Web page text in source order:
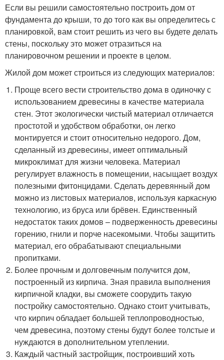
Если вы решили самостоятельно построить дом от
фундамента до крыши, то до того как вы определитесь с
планировкой, вам стоит решить из чего вы будете делать
стены, поскольку это может отразиться на
планировочном решении и проекте в целом.
Жилой дом может строиться из следующих материалов:
Проще всего вести строительство дома в одиночку с
использованием древесины в качестве материала
стен. Этот экологически чистый материал отличается
простотой и удобством обработки, он легко
монтируется и стоит относительно недорого. Дом,
сделанный из древесины, имеет оптимальный
микроклимат для жизни человека. Материал
регулирует влажность в помещении, насыщает воздух
полезными фитонцидами. Сделать деревянный дом
можно из листовых материалов, используя каркасную
технологию, из бруса или брёвен. Единственный
недостаток таких домов – подверженность древесины
горению, гнили и порче насекомыми. Чтобы защитить
материал, его обрабатывают специальными
пропитками.
Более прочным и долговечным получится дом,
построенный из кирпича. Зная правила выполнения
кирпичной кладки, вы сможете соорудить такую
постройку самостоятельно. Однако стоит учитывать,
что кирпич обладает большей теплопроводностью,
чем древесина, поэтому стены будут более толстые и
нуждаются в дополнительном утеплении.
Каждый частный застройщик, построивший хоть